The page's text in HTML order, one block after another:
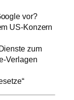
vor?
US-Konzern
zum
Verlagen